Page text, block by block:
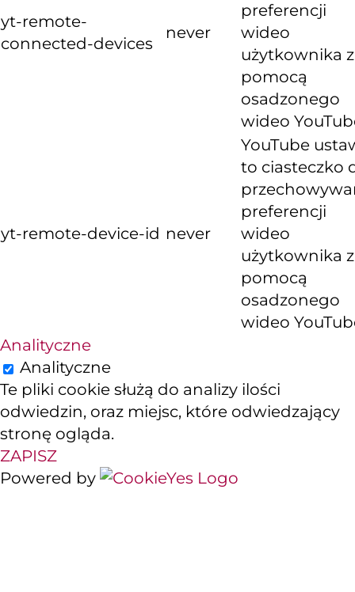
yt-remote-
connected-devices
never
preferencji
wideo
użytkownika
pomocą
osadzonego
wideo
yt-remote-device-id never
YouTube
to ciasteczko
preferencji
wideo
użytkownika
pomocą
osadzonego
wideo
Analityczne
Analityczne
Te pliki cookie służą do analizy ilości
odwiedzin, oraz miejsc, które odwiedzający
stronę ogląda.
ZAPISZ
Powered by